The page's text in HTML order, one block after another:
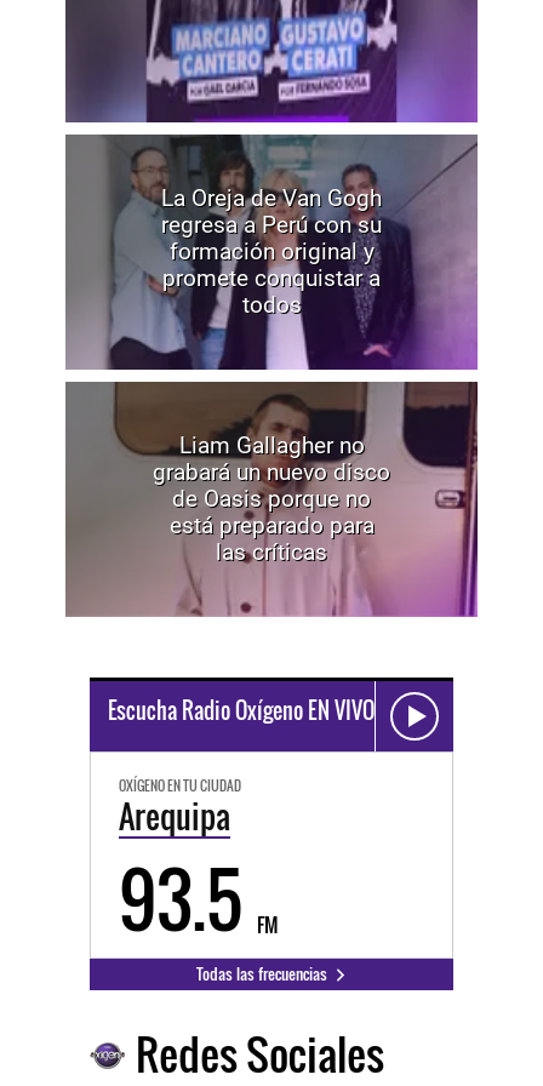
La Oreja de Van Gogh
regresa a Perú con su
formación original y
promete conquistar a
todos
Liam Gallagher no
grabará un nuevo disco
de Oasis porque no
está preparado para
las críticas
Escucha Radio Oxígeno EN VIVO
OXÍGENO EN TU CIUDAD
Arequipa
93.5 FM
Todas las frecuencias
Redes Sociales